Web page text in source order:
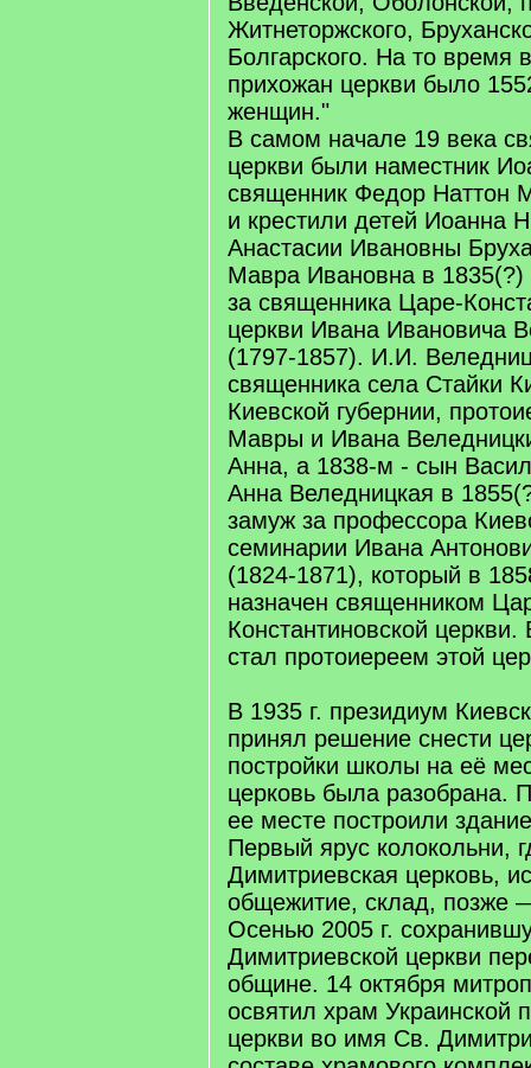
Житнеторжского,
Болгарского. На то время
прихожан церкви было
женщин."
В самом начале 19 века
церкви были наместник
священник Федор Наттон
и крестили детей Иоанна
Анастасии Ивановны
Мавра Ивановна в
за священника Царе-
церкви Ивана Ивановича
(1797-1857). И.И.
священника села Стайки
Киевской губернии,
Мавры и Ивана
Анна, а 1838-м - сын
Анна Веледницкая в
замуж за профессора
семинарии Ивана
(1824-1871), который в
назначен священником
Константиновской церкви.
стал протоиереем этой
В 1935 г. президиум
принял решение снести
постройки школы на её
церковь была разобрана.
ее месте построили
Первый ярус колокольни,
Димитриевская церковь,
общежитие, склад, позже
Осенью 2005 г.
Димитриевской церкви
общине. 14 октября
освятил храм Украинской
церкви во имя Св.